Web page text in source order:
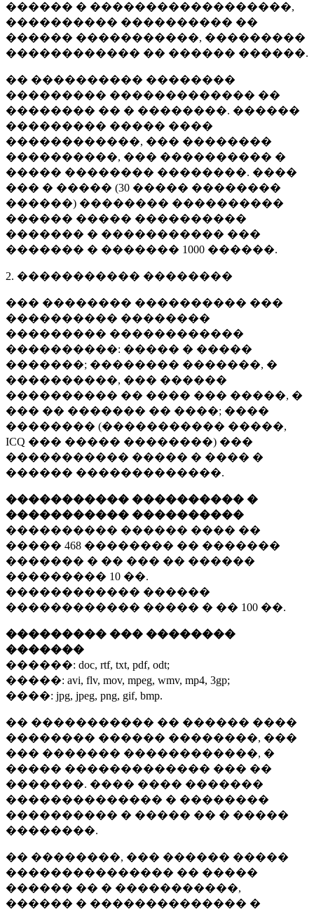
������ � ������������������,
���������� ���������� ��
������ �����������, ���������
������������ �� ������ ������.
�� ���������� ��������
��������� ������������� ��
�������� �� � ��������. ������
��������� ����� ����
������������, ��� ��������
����������, ��� ���������� �
����� �������� ��������. ����
��� � ����� (30 ����� ��������
������) �������� ����������
������ ����� ����������
������� � ����������� ���
������� � ������� 1000 ������.
2. ����������� ��������
��� �������� ���������� ���
���������� ��������
��������� ������������
����������: ����� � �����
�������; �������� �������, �
����������, ��� ������
���������� �� ���� ��� �����, �
��� �� ������� �� ����; ����
�������� (����������� �����,
ICQ ��� ����� ��������) ���
����������� ����� � ���� �
������ �������������.
����������� ���������� �
����������� ����������
���������� ������ ���� ��
����� 468 �������� �� �������
������� � �� ��� �� ������
��������� 10 ��.
������������ ������
������������ ����� � �� 100 ��.
��������� ��� ��������
�������
������: doc, rtf, txt, pdf, odt;
�����: avi, flv, mov, mpeg, wmv, mp4, 3gp;
����: jpg, jpeg, png, gif, bmp.
�� ����������� �� ������ ����
�������� ������ ��������, ���
��� ������� ������������, �
����� ������������� ��� ��
�������. ���� ���� �������
�������������� � ��������
���������� � ����� �� � �����
��������.
�� ��������, ��� ������ �����
��������������� �� �����
������ �� � �����������,
������ � �������������� �